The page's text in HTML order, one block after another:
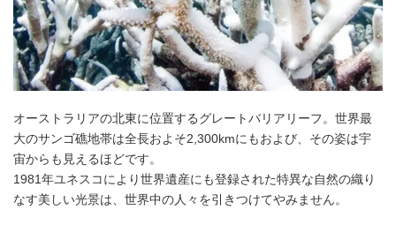
オーストラリアの北東に位置するグレートバリアリーフ。世界最
大のサンゴ礁地帯は全長およそ2,300kmにもおよび、その姿は宇
宙からも見えるほどです。
1981年ユネスコにより世界遺産にも登録された特異な自然の織り
なす美しい光景は、世界中の人々を引きつけてやみません。